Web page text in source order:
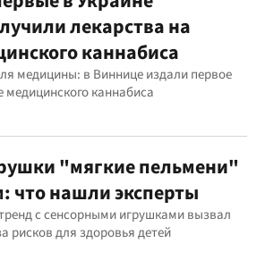
лекарства на
каннабиса
медицины: в Виннице издали первое
медицинского каннабиса
"мягкие пельмени"
что нашли эксперты
с сенсорными игрушками вызвал
рисков для здоровья детей